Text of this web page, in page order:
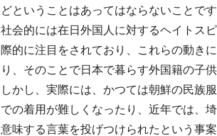
どということはあってはならないことです
社会的には在日外国人に対するヘイトス
際的に注目をされており、これらの動き
り、そのことで日本で暮らす外国籍の子
しかし、実際には、かつては朝鮮の民族
での着用が難しくなったり、近年では、
意味する言葉を投げつけられたという事